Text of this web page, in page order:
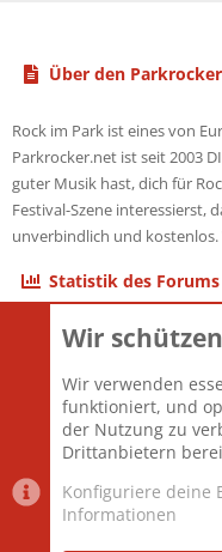
Über den Parkrocker
Rock im Park ist eines von
Parkrocker.net ist seit 2003
guter Musik hast, dich für
Festival-Szene interessierst,
unverbindlich und
Statistik des Forums
Themen
Mitglieder
Neuestes Mitglied
Wir
Wir verwenden
funktioniert, und
der Nutzung zu
Drittanbietern
Konfiguriere deine
Informationen